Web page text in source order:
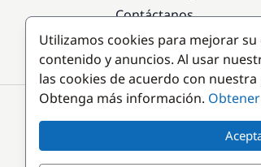
Contáctanos
Destinos populares
Utilizamos cookies para mejorar
contenido y anuncios. Al usar
las cookies de acuerdo con
Obtenga más información.